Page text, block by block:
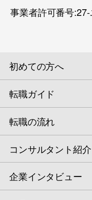
事業者許可番号
初めての方へ
転職ガイド
転職の流れ
コンサルタント紹介
企業インタビュー